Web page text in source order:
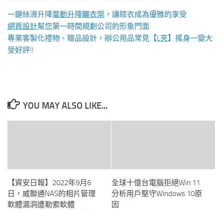
一鍵絲滑升降電動升降曬衣架 ，讓晾衣成為優雅的享受
網頁設計幫您第一時間規劃公司的形象門面
專業客製化禮物、贈品設計，辦公用品常見【L夾】搖身一變大
受好評!!
YOU MAY ALSO LIKE...
【資安日報】2022年9月6
日，威聯通NAS的相片管理
軟體漏洞遭勒索軟體
全球十億台電腦拒絕Win 11
分析用戶堅守Windows 10原
因